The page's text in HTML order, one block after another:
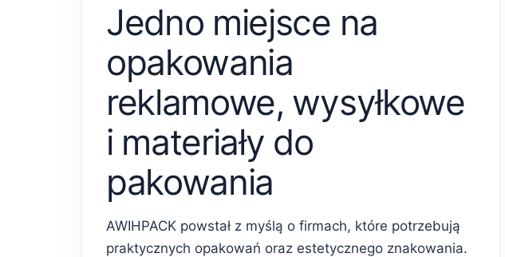
Jedno miejsce na
opakowania
reklamowe, wysyłkowe
i materiały do
pakowania
AWIHPACK powstał z myślą o firmach, które potrzebują
praktycznych opakowań oraz estetycznego znakowania.